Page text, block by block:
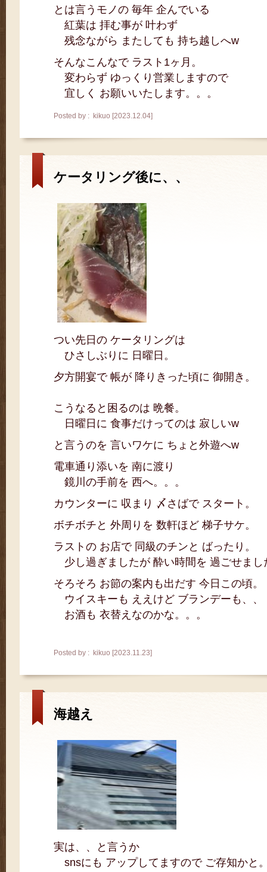
とは言うモノの 毎年 企んでいる
紅葉は 拝む事が 叶わず
残念ながら またしても 持ち越しへw
そんなこんなで ラスト1ヶ月。
変わらず ゆっくり営業しますので
宜しく お願いいたします。。。
Posted by : kikuo [2023.12.04]
ケータリング後に、、
つい先日の ケータリングは
ひさしぶりに 日曜日。
夕方開宴で 帳が 降りきった頃に 御開き。
こうなると困るのは 晩餐。
日曜日に 食事だけってのは 寂しいw
と言うのを 言いワケに ちょと外遊へw
電車通り添いを 南に渡り
鏡川の手前を 西へ。。。
カウンターに 収まり 〆さばで スタート。
ボチボチと 外周りを 数軒ほど 梯子サケ。
ラストの お店で 同級のチンと ばったり。
少し過ぎましたが 酔い時間を 過ごせまし
そろそろ お節の案内も出だす 今日この頃。
ウイスキーも ええけど ブランデーも、、
お酒も 衣替えなのかな。。。
Posted by : kikuo [2023.11.23]
海越え
実は、、と言うか
snsにも アップしてますので ご存知かと